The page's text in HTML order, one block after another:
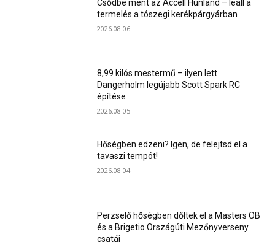
Csődbe ment az Accell Hunland – leáll a
termelés a tószegi kerékpárgyárban
2026.08.06.
8,99 kilós mestermű – ilyen lett
Dangerholm legújabb Scott Spark RC
építése
2026.08.05.
Hőségben edzeni? Igen, de felejtsd el a
tavaszi tempót!
2026.08.04.
Perzselő hőségben dőltek el a Masters OB
és a Brigetio Országúti Mezőnyverseny
csatái